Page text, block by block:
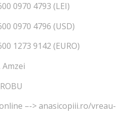
0970 4793 (LEI)
0970 4796 (USD)
1273 9142 (EURO)
–-> anasicopiii.ro/vreau-